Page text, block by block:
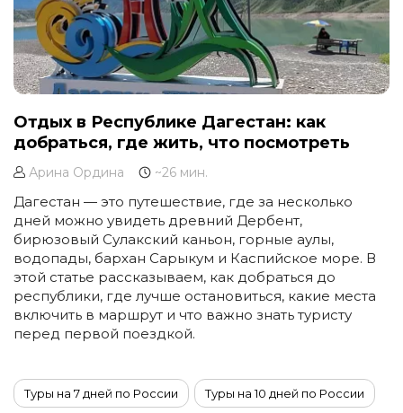
Отдых в Республике Дагестан: как
добраться, где жить, что посмотреть
Арина Ордина ~26 мин.
Дагестан — это путешествие, где за несколько
дней можно увидеть древний Дербент,
бирюзовый Сулакский каньон, горные аулы,
водопады, бархан Сарыкум и Каспийское море. В
этой статье рассказываем, как добраться до
республики, где лучше остановиться, какие места
включить в маршрут и что важно знать туристу
перед первой поездкой.
Туры на 7 дней по России Туры на 10 дней по России